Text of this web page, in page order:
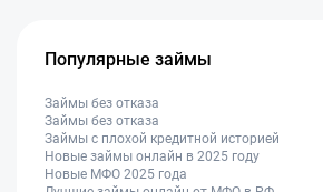
Популярные займы
Займы без отказа
Займы без отказа
Займы с плохой кредитной историей
Новые займы онлайн в 2025 году
Новые МФО 2025 года